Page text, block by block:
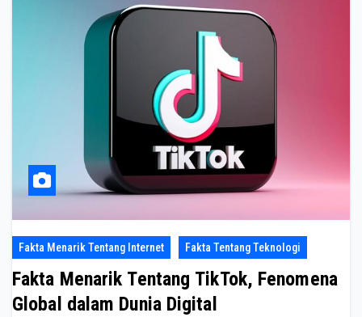
Fakta Menarik Tentang Internet Fakta Tentang Teknologi
Fakta Menarik Tentang TikTok, Fenomena
Global dalam Dunia Digital